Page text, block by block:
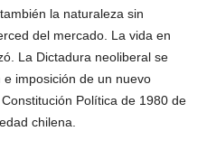
la naturaleza sin
del mercado. La vida en
La Dictadura neoliberal se
imposición de un nuevo
Política de 1980 de
chilena.